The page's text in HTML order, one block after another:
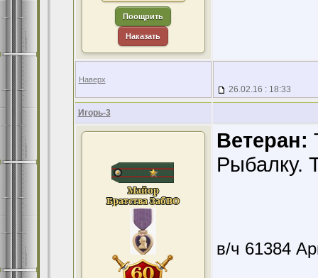
Поощрить
Наказать
Наверх
26.02.16 : 18:33
Игорь-3
Ветеран:
Рыбалку.
в/ч 61384